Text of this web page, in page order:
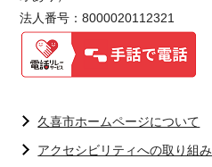
法人番号：8000020112321
久喜市ホームページについて
アクセシビリティへの取り組み